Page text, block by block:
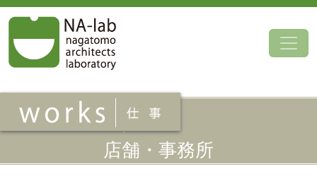
コンテンツへスキップ
店舗・事務所